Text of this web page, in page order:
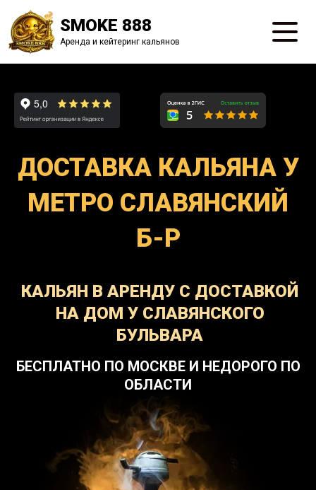
SMOKE 888
Аренда и кейтеринг кальянов
ДОСТАВКА КАЛЬЯНА У
МЕТРО СЛАВЯНСКИЙ
Б-Р
КАЛЬЯН В АРЕНДУ С ДОСТАВКОЙ
НА ДОМ У СЛАВЯНСКОГО
БУЛЬВАРА
БЕСПЛАТНО ПО МОСКВЕ И НЕДОРОГО ПО
ОБЛАСТИ